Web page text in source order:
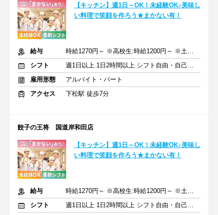
【キッチン】週1日～OK！未経験OK♪美味し
い料理で笑顔を作ろう★まかない有！
給与
時給1270円～ ※高校生:時給1200円～ ※土日祝+50円
シフト
週1日以上 1日2時間以上 シフト自由・自己申告
雇用形態
アルバイト・パート
アクセス
下松駅 徒歩7分
餃子の王将 国道岸和田店
【キッチン】週1日～OK！未経験OK♪美味し
い料理で笑顔を作ろう★まかない有！
給与
時給1270円～ ※高校生:時給1200円～ ※土日祝+50円
シフト
週1日以上 1日2時間以上 シフト自由・自己申告